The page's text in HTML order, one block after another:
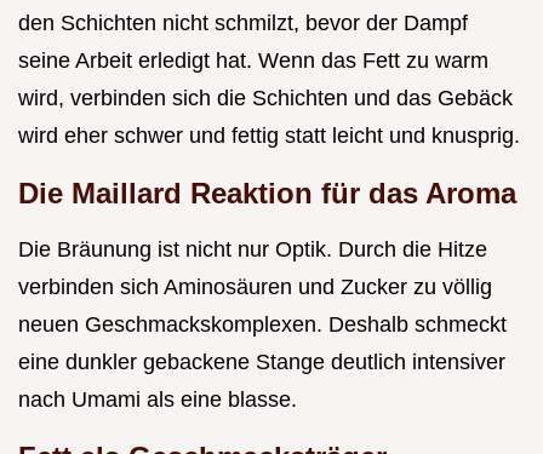
den Schichten nicht schmilzt, bevor der Dampf
seine Arbeit erledigt hat. Wenn das Fett zu warm
wird, verbinden sich die Schichten und das Gebäck
wird eher schwer und fettig statt leicht und knusprig.
Die Maillard Reaktion für das Aroma
Die Bräunung ist nicht nur Optik. Durch die Hitze
verbinden sich Aminosäuren und Zucker zu völlig
neuen Geschmackskomplexen. Deshalb schmeckt
eine dunkler gebackene Stange deutlich intensiver
nach Umami als eine blasse.